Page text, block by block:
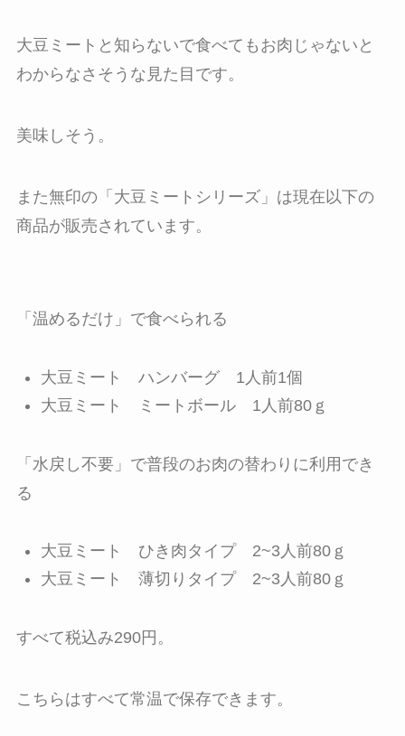
大豆ミートと知らないで食べてもお肉じゃないと
わからなさそうな見た目です。
美味しそう。
また無印の「大豆ミートシリーズ」は現在以下の
商品が販売されています。
「温めるだけ」で食べられる
大豆ミート ハンバーグ 1人前1個
大豆ミート ミートボール 1人前80ｇ
「水戻し不要」で普段のお肉の替わりに利用でき
る
大豆ミート ひき肉タイプ 2~3人前80ｇ
大豆ミート 薄切りタイプ 2~3人前80ｇ
すべて税込み290円。
こちらはすべて常温で保存できます。